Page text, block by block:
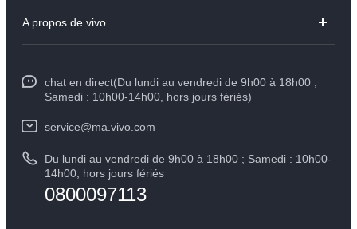
V60 Lite
Y04
Tous les modèles
Funtouch OS
Mise à jour du système
L'état d'avancement de la réparation
A propos de vivo
Presse
Mentions légales
À propos de vivo
chat en direct(Du lundi au vendredi de 9h00 à 18h00 ;
Samedi : 10h00-14h00, hors jours fériés)
service@ma.vivo.com
Du lundi au vendredi de 9h00 à 18h00 ; Samedi : 10h00-
14h00, hors jours fériés
0800097113